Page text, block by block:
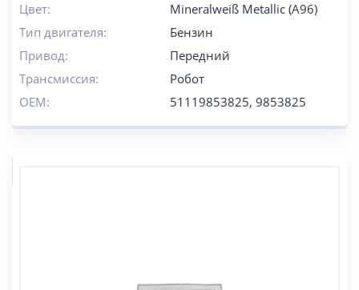
Цвет:
Mineralweiß Metallic (A96)
Тип двигателя:
Бензин
Привод:
Передний
Трансмиссия:
Робот
OEM:
51119853825, 9853825